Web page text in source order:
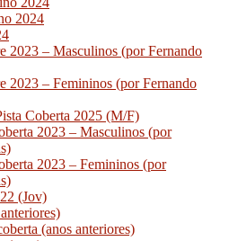
2024
2023 – Masculinos (por Fernando
2023 – Femininos (por Fernando
Coberta 2025 (M/F)
2023 – Masculinos (por
2023 – Femininos (por
(Jov)
(anos anteriores)